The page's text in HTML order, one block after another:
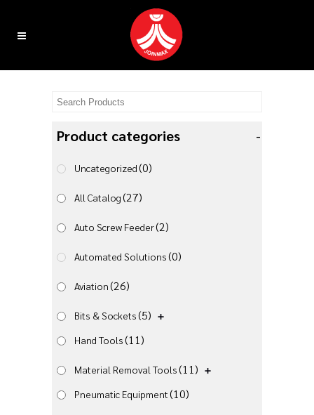
Product categories -
Uncategorized(0)
All Catalog(27)
Auto Screw Feeder(2)
Automated Solutions(0)
Aviation(26)
Bits & Sockets(5)
Hand Tools(11)
Material Removal Tools(11)
Pneumatic Equipment(10)